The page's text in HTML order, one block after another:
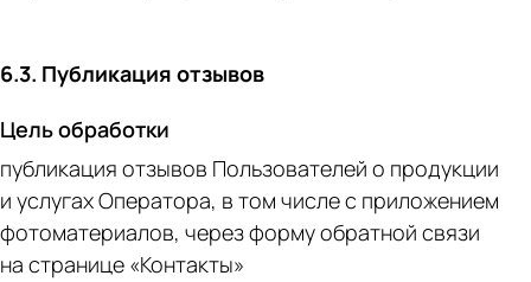
6.3. Публикация отзывов
Цель обработки
публикация отзывов Пользователей о продукции
и услугах Оператора, в том числе с приложением
фотоматериалов, через форму обратной связи
на странице «Контакты»